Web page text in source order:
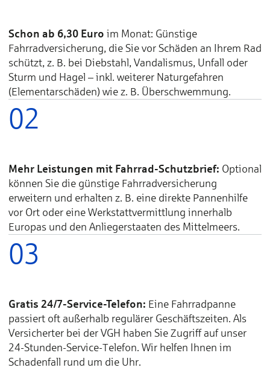
Schon ab 6,30 Euro im Monat: Günstige
Fahrradversicherung, die Sie vor Schäden an Ihrem Rad
schützt, z. B. bei Diebstahl, Vandalismus, Unfall oder
Sturm und Hagel – inkl. weiterer Naturgefahren
(Elementarschäden) wie z. B. Überschwemmung.
02
Mehr Leistungen mit Fahrrad-Schutzbrief: Optional
können Sie die günstige Fahrradversicherung
erweitern und erhalten z. B. eine direkte Pannenhilfe
vor Ort oder eine Werkstattvermittlung innerhalb
Europas und den Anliegerstaaten des Mittelmeers.
03
Gratis 24/7-Service-Telefon: Eine Fahrradpanne
passiert oft außerhalb regulärer Geschäftszeiten. Als
Versicherter bei der VGH haben Sie Zugriff auf unser
24-Stunden-Service-Telefon. Wir helfen Ihnen im
Schadenfall rund um die Uhr.